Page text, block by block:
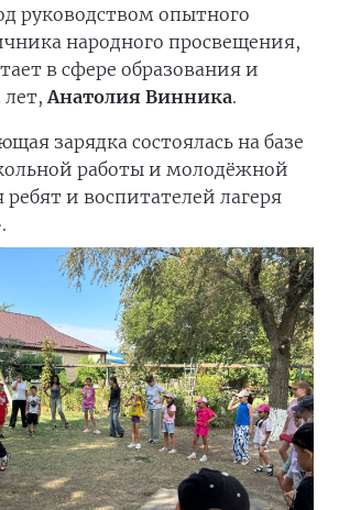
руководством опытного
народного просвещения,
в сфере образования и
лет,Анатолия Винника.
зарядка состоялась на базе
работы и молодёжной
и воспитателей лагеря